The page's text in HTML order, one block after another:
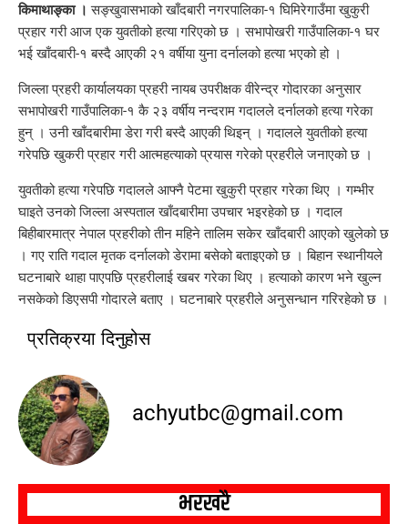
किमाथाङ्का । सङ्खुवासभाको खाँदबारी नगरपालिका-१ घिमिरेगाउँमा खुकुरी
प्रहार गरी आज एक युवतीको हत्या गरिएको छ । सभापोखरी गाउँपालिका-१ घर
भई खाँदबारी-१ बस्दै आएकी २१ वर्षीया युना दर्नालको हत्या भएको हो ।
जिल्ला प्रहरी कार्यालयका प्रहरी नायब उपरीक्षक वीरेन्द्र गोदारका अनुसार
सभापोखरी गाउँपालिका-१ कै २३ वर्षीय नन्दराम गदालले दर्नालको हत्या गरेका
हुन् । उनी खाँदबारीमा डेरा गरी बस्दै आएकी थिइन् । गदालले युवतीको हत्या
गरेपछि खुकरी प्रहार गरी आत्महत्याको प्रयास गरेको प्रहरीले जनाएको छ ।
युवतीको हत्या गरेपछि गदालले आफ्नै पेटमा खुकुरी प्रहार गरेका थिए । गम्भीर
घाइते उनको जिल्ला अस्पताल खाँदबारीमा उपचार भइरहेको छ । गदाल
बिहीबारमात्र नेपाल प्रहरीको तीन महिने तालिम सकेर खाँदबारी आएको खुलेको छ
। गए राति गदाल मृतक दर्नालको डेरामा बसेको बताइएको छ । बिहान स्थानीयले
घटनाबारे थाहा पाएपछि प्रहरीलाई खबर गरेका थिए । हत्याको कारण भने खुल्न
नसकेको डिएसपी गोदारले बताए । घटनाबारे प्रहरीले अनुसन्धान गरिरहेको छ ।
प्रतिक्रया दिनुहोस
achyutbc@gmail.com
भरखरै